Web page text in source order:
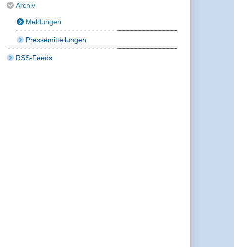
Archiv
Meldungen
Pressemitteilungen
RSS-Feeds